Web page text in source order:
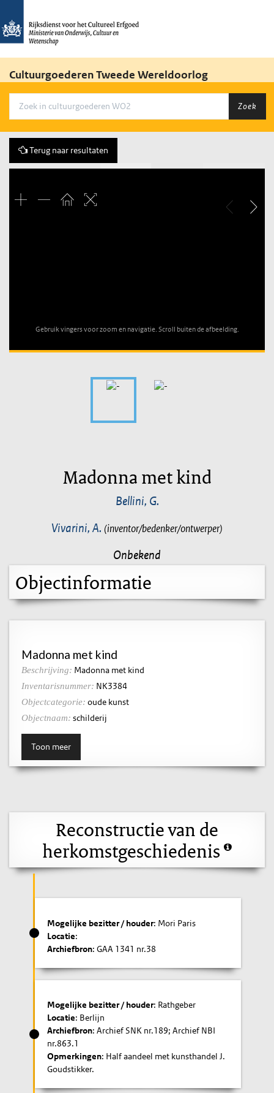
Cultuurgoederen Tweede Wereldoorlog
Zoek
Terug naar resultaten
Gebruik vingers voor zoom en navigatie. Scroll buiten de afbeelding.
Madonna met kind
Bellini, G.
Vivarini, A. (inventor/bedenker/ontwerper)
Onbekend
Objectinformatie
Madonna met kind
Beschrijving: Madonna met kind
Inventarisnummer: NK3384
Objectcategorie: oude kunst
Objectnaam: schilderij
Toon meer
Reconstructie van de
herkomstgeschiedenis
Mogelijke bezitter / houder: Mori Paris
Locatie:
Archiefbron: GAA 1341 nr.38
Mogelijke bezitter / houder: Rathgeber
Locatie: Berlijn
Archiefbron: Archief SNK nr.189; Archief NBI
nr.863.1
Opmerkingen: Half aandeel met kunsthandel J.
Goudstikker.